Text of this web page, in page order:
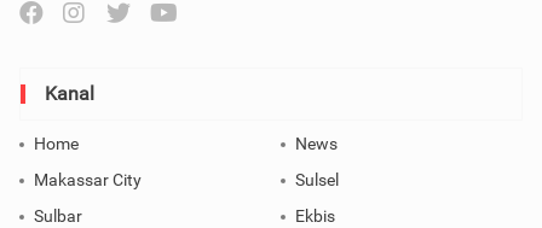
Kanal
Home
News
Makassar City
Sulsel
Sulbar
Ekbis